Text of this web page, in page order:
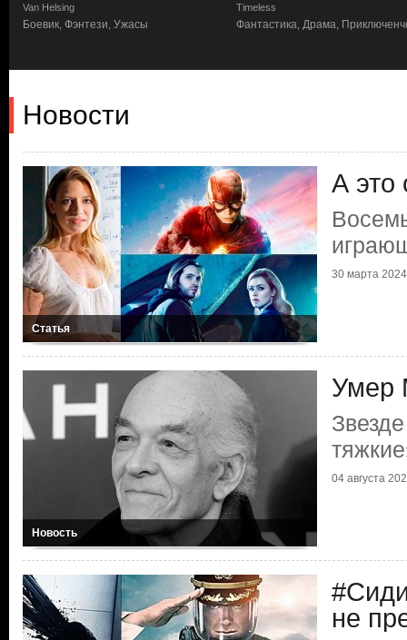
Van Helsing
Боевик, Фэнтези, Ужасы
Timeless
Фантастика, Драма,
Новости
Статья
А это
30 марта 2024
Новость
Умер
04 августа
не